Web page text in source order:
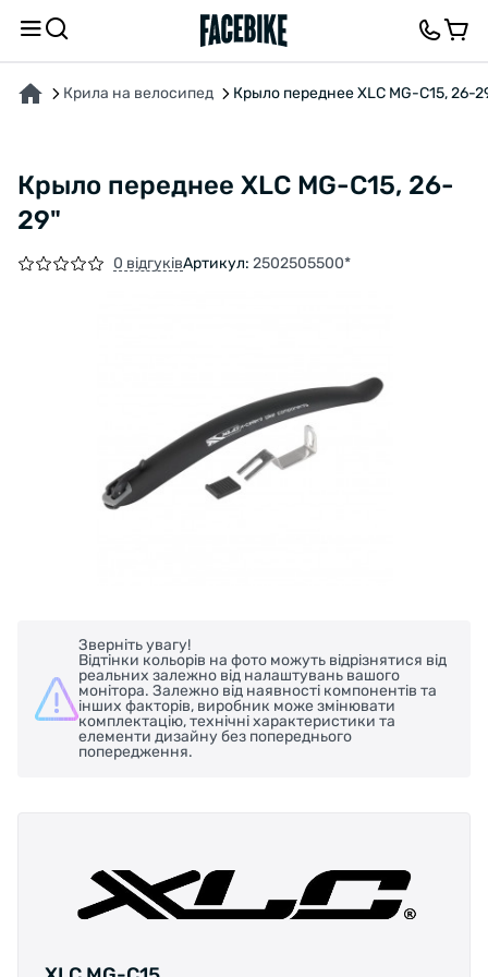
Крила на велосипед Крыло переднее XLC MG-C15, 26-
Крыло переднее XLC MG-C15, 26-
29"
0 відгуківАртикул: 2502505500*
Зверніть увагу!
Відтінки кольорів на фото можуть відрізнятися від
реальних залежно від налаштувань вашого
монітора. Залежно від наявності компонентів та
інших факторів, виробник може змінювати
комплектацію, технічні характеристики та
елементи дизайну без попереднього
попередження.
ПРО ТОВАР ВІДГУКИ ТА ЗАПИТАННЯ